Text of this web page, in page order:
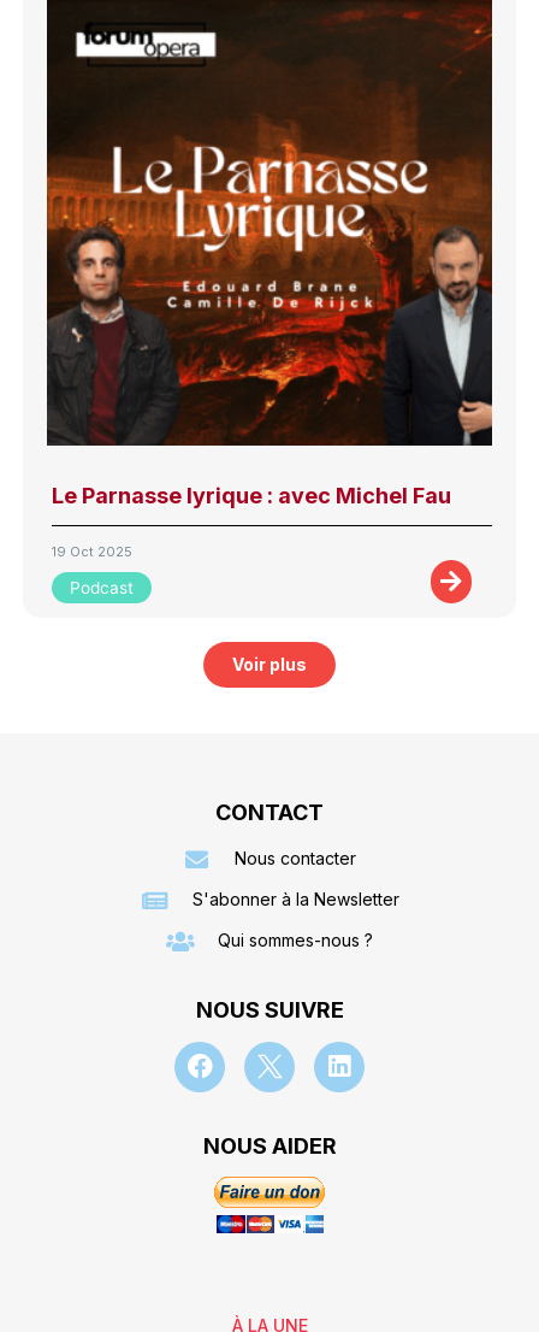
Le Parnasse lyrique : avec Michel Fau
19 Oct 2025
Podcast
Voir plus
CONTACT
Nous contacter
S'abonner à la Newsletter
Qui sommes-nous ?
NOUS SUIVRE
NOUS AIDER
À LA UNE